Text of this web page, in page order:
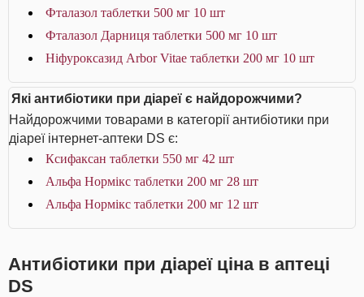
Фталазол таблетки 500 мг 10 шт
Фталазол Дарниця таблетки 500 мг 10 шт
Ніфуроксазид Arbor Vitae таблетки 200 мг 10 шт
Які антибіотики при діареї є найдорожчими?
Найдорожчими товарами в категорії антибіотики при
діареї інтернет-аптеки DS є:
Ксифаксан таблетки 550 мг 42 шт
Альфа Нормікс таблетки 200 мг 28 шт
Альфа Нормікс таблетки 200 мг 12 шт
Антибіотики при діареї ціна в аптеці
DS